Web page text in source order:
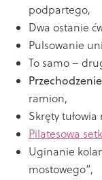
podpartego,
Dwa ostanie
Pulsowanie
To samo –
ramion,
Skręty tułowia
Pilatesowa
Uginanie
mostowego”,